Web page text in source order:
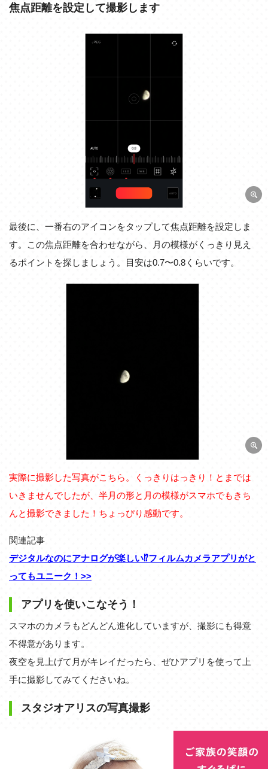
焦点距離を設定して撮影します
最後に、一番右のアイコンをタップして焦点距離を設定しま
す。この焦点距離を合わせながら、月の模様がくっきり見え
るポイントを探しましょう。目安は0.7〜0.8くらいです。
実際に撮影した写真がこちら。くっきりはっきり！とまでは
いきませんでしたが、半月の形と月の模様がスマホでもきち
んと撮影できました！ちょっぴり感動です。
関連記事
デジタルなのにアナログが楽しい⁉フィルムカメラアプリがと
ってもユニーク！>>
アプリを使いこなそう！
スマホのカメラもどんどん進化していますが、撮影にも得意
不得意があります。
夜空を見上げて月がキレイだったら、ぜひアプリを使って上
手に撮影してみてくださいね。
スタジオアリスの写真撮影